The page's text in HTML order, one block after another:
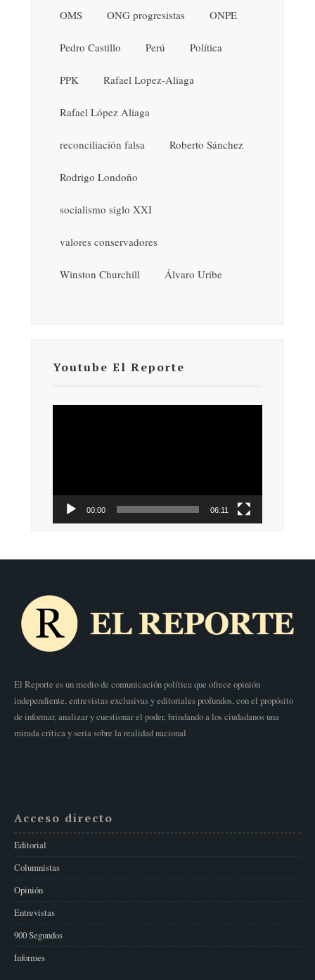
OMS ONG progresistas ONPE
Pedro Castillo Perú Política
PPK Rafael Lopez-Aliaga
Rafael López Aliaga
reconciliación falsa Roberto Sánchez
Rodrigo Londoño
socialismo siglo XXI
valores conservadores
Winston Churchill Álvaro Uribe
Youtube El Reporte
00:00 06:11
El Reporte es un medio de comunicación política que ofrece opinión
independiente, entrevistas exclusivas y editoriales profundos, con el propósito
de informar, analizar y cuestionar el poder, brindando a los ciudadanos una
mirada crítica y seria sobre la realidad nacional
Acceso directo
Editorial
Columnistas
Opinión
Entrevistas
900 Segundos
Informes